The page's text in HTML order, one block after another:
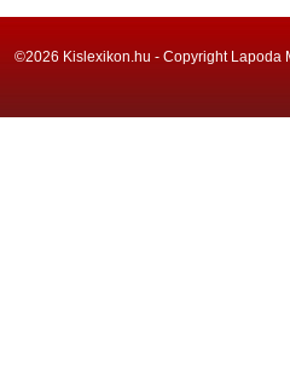
©2026 Kislexikon.hu - Copyright Lapoda